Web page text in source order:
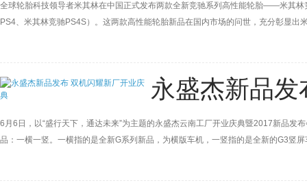
全球轮胎科技领导者米其林在中国正式发布两款全新竞驰系列高性能轮胎——米其
PS4、米其林竞驰PS4S）。这两款高性能轮胎新品在国内市场的问世，充分彰显
永盛杰新品
6月6日，以“盛行天下，通达未来”为主题的永盛杰云南工厂开业庆典暨2017新品发
品：一横一竖。一横指的是全新G系列新品，为横版车机，一竖指的是全新的G3竖屏